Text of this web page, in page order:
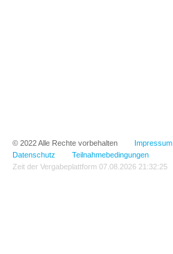
© 2022Alle Rechte vorbehalten
Impressum
Datenschutz
Teilnahmebedingungen
Zeit der Vergabeplattform 07.08.2026 21:32:25